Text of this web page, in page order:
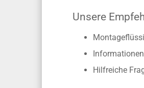
Unsere
Hilfreiche